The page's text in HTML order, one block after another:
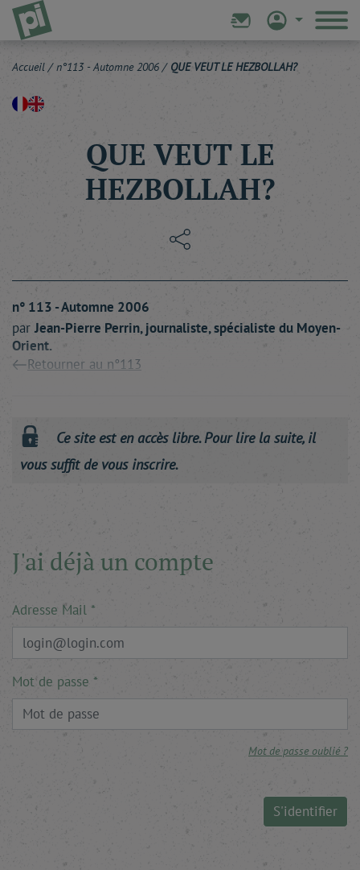
Accueil / n°113 - Automne 2006 / QUE VEUT LE HEZBOLLAH?
QUE VEUT LE
HEZBOLLAH?
n° 113 - Automne 2006
parJean-Pierre Perrin, journaliste, spécialiste du Moyen-
Orient.
Retourner au n°113
Ce site est en accès libre. Pour lire la suite, il
vous suffit de vous inscrire.
J'ai déjà un compte
Adresse Mail
Mot de passe
Mot de passe oublié ?
S'identifier